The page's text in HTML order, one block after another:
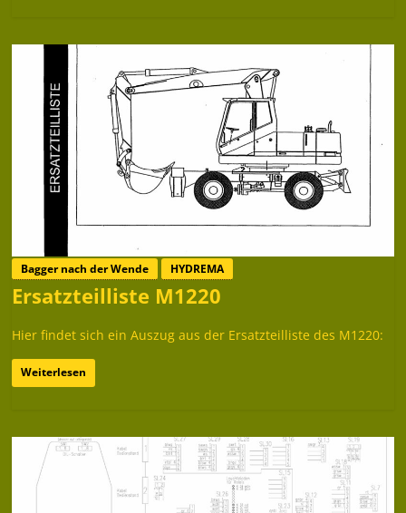
Bagger nach der Wende HYDREMA
Ersatzteilliste M1220
Hier findet sich ein Auszug aus der Ersatzteilliste des M1220:
Weiterlesen